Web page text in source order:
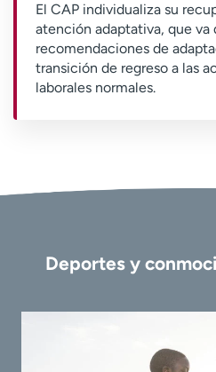
El CAP individualiza su
atención adaptativa, que va
recomendaciones de
transición de regreso a las
laborales normales.
Deportes y